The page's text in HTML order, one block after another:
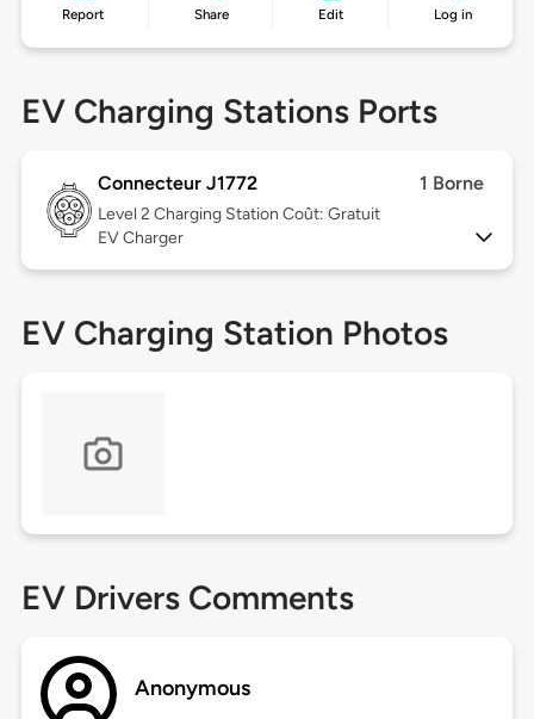
Report Share Edit Log in
EV Charging Stations Ports
Connecteur J1772 1 Borne
Level 2 Charging Station Coût: Gratuit
EV Charger
EV Charging Station Photos
EV Drivers Comments
Anonymous